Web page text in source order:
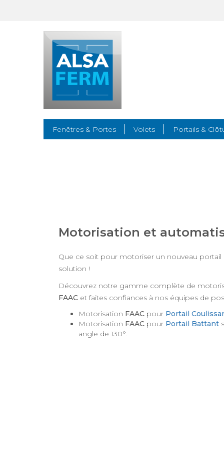
Fenêtres & Portes Volets Portails &
Motorisation et
Que ce soit pour motoriser un nouveau portail
solution !
Découvrez notre gamme complète de
FAAC et faites confiances à nos équipes de
Motorisation FAAC pour Portail
Motorisation FAAC pour Portail Battant
angle de 130°.